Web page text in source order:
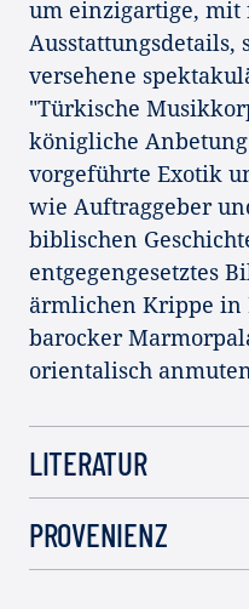
um einzigartige, mit
versehene
"Türkische
königliche
vorgeführte Exotik
wie Auftraggeber
biblischen
entgegengesetztes
ärmlichen Krippe in
barocker
orientalisch
LITERATUR
PROVENIENZ